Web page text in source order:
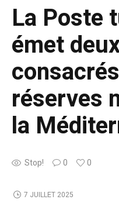
La Poste
émet
réserves
la
Stop! 0 0
7 JUILLET 2025